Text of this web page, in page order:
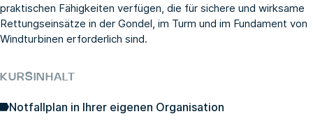
praktischen Fähigkeiten verfügen, die für sichere und wirksame
Rettungseinsätze in der Gondel, im Turm und im Fundament von
Windturbinen erforderlich sind.
KURSINHALT
Notfallplan in Ihrer eigenen Organisation